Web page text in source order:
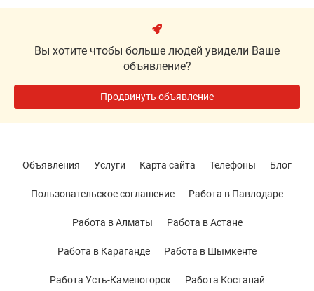
Вы хотите чтобы больше людей увидели Ваше
объявление?
Продвинуть объявление
Объявления Услуги Карта сайта Телефоны Блог
Пользовательское соглашение Работа в Павлодаре
Работа в Алматы Работа в Астане
Работа в Караганде Работа в Шымкенте
Работа Усть-Каменогорск Работа Костанай